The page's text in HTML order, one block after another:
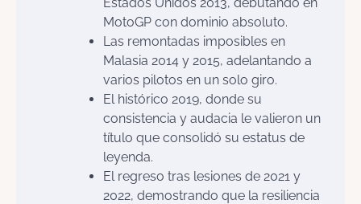
MotoGP con dominio absoluto.
Las remontadas imposibles en
Malasia 2014 y 2015, adelantando a
varios pilotos en un solo giro.
El histórico 2019, donde su
consistencia y audacia le valieron un
título que consolidó su estatus de
leyenda.
El regreso tras lesiones de 2021 y
2022, demostrando que la resiliencia